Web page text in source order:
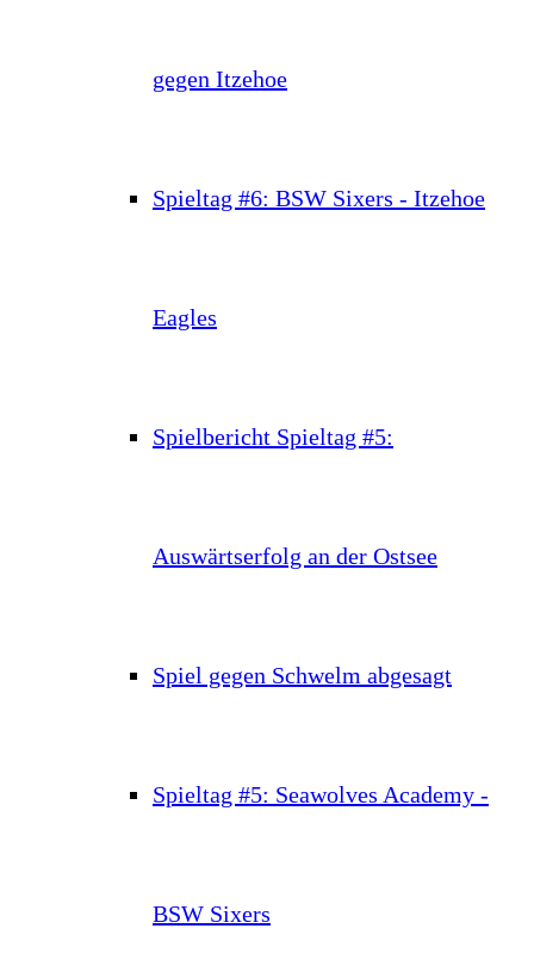
gegen Itzehoe
Spieltag #6: BSW Sixers - Itzehoe
Eagles
Spielbericht Spieltag #5:
Auswärtserfolg an der Ostsee
Spiel gegen Schwelm abgesagt
Spieltag #5: Seawolves Academy -
BSW Sixers